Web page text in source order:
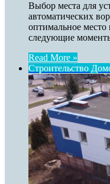
Выбор места для
автоматических
оптимальное
следующие
Read More »
Строительство